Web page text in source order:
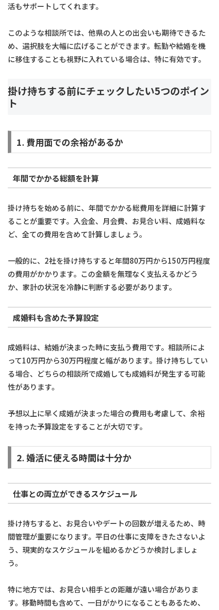
活もサポートしてくれます。
このような相談所では、他県の人との出会いも期待できるた
め、選択肢を大幅に広げることができます。転勤や結婚を機
に移住することも視野に入れている場合は、特に有効です。
掛け持ちする前にチェックしたい5つのポイン
ト
1. 費用面での余裕があるか
年間でかかる総額を計算
掛け持ちを始める前に、年間でかかる総費用を詳細に計算す
ることが重要です。入会金、月会費、お見合い料、成婚料な
ど、全ての費用を含めて計算しましょう。
一般的に、2社を掛け持ちすると年間80万円から150万円程度
の費用がかかります。この金額を無理なく支払えるかどう
か、家計の状況を冷静に判断する必要があります。
成婚料も含めた予算設定
成婚料は、結婚が決まった時に支払う費用です。相談所によ
って10万円から30万円程度と幅があります。掛け持ちしてい
る場合、どちらの相談所で成婚しても成婚料が発生する可能
性があります。
予想以上に早く成婚が決まった場合の費用も考慮して、余裕
を持った予算設定をすることが大切です。
2. 婚活に使える時間は十分か
仕事との両立ができるスケジュール
掛け持ちすると、お見合いやデートの回数が増えるため、時
間管理が重要になります。平日の仕事に支障をきたさないよ
う、現実的なスケジュールを組めるかどうか検討しましょ
う。
特に地方では、お見合い相手との距離が遠い場合がありま
す。移動時間も含めて、一日がかりになることもあるため、